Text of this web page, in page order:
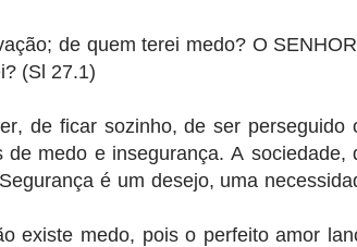
de quem terei medo? O
(Sl 27.1)
de ficar sozinho, de ser perseguido
medo e insegurança. A sociedade,
é um desejo, uma
existe medo, pois o perfeito amor